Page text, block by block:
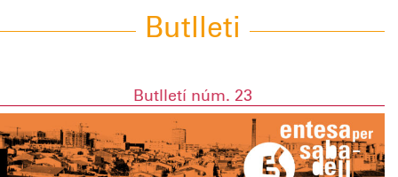
Butlleti
Butlletí núm. 23